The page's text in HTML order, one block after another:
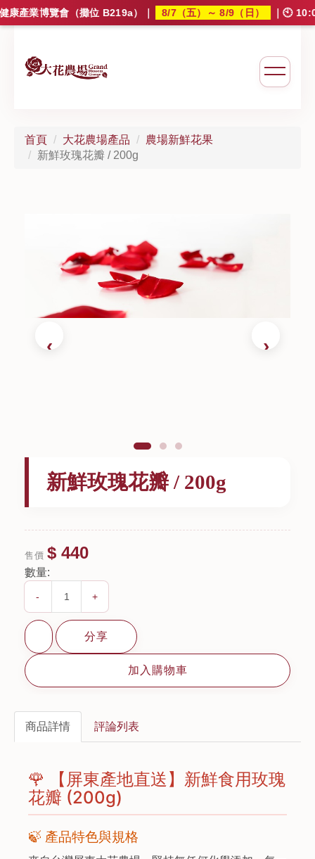
產業博覽會（攤位 B219a）｜ 8/7（五）～ 8/9（日） ｜🕙
大花農場
首頁 大花農場產品
農場新鮮花果
新鮮玫瑰花瓣 / 200g
新鮮玫瑰花瓣 / 200g
售價 $ 440
數量:
- +
分享
加入購物車
商品詳情 評論列表
🌹 【屏東產地直送】新鮮食用玫瑰
花瓣 (200g)
🍃 產品特色與規格